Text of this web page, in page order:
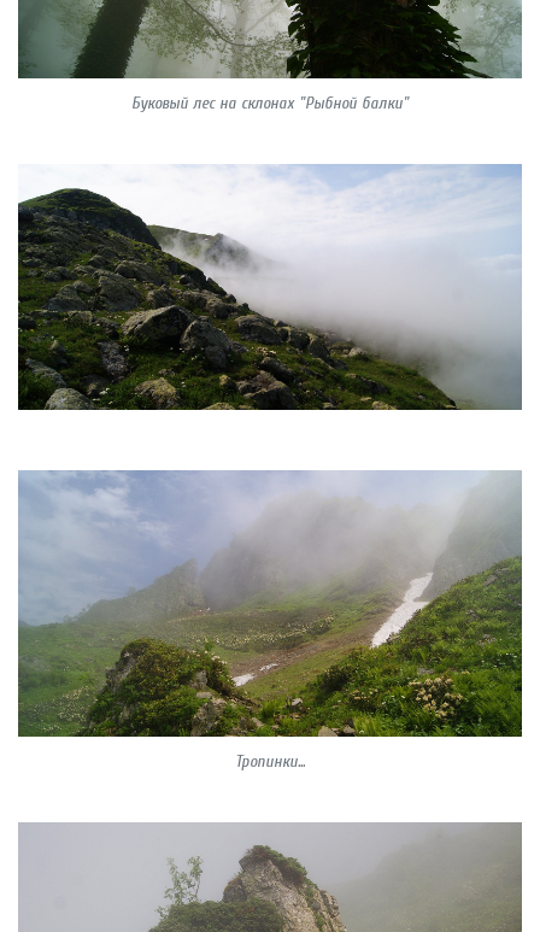
Буковый лес на склонах "Рыбной балки"
Тропинки...